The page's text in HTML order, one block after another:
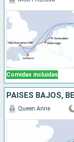
Comidas incluidas
PAISES BAJOS,
Queen Anne